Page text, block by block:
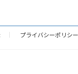
プライバシーポリシー